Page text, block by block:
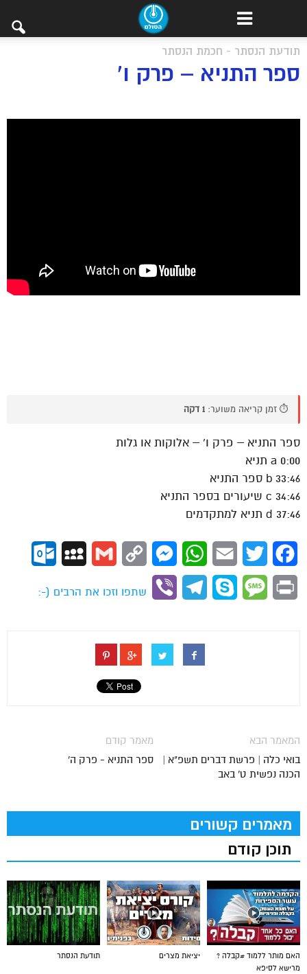
תודעת הנסתר - חכמת הנסתר
ספר התניא – פרק ו’
⏱️ זמן קריאה משוער: 1 דקה
ספר התניא – פרק ו’ – אלוקות או גלות
0:00 a תניא
33:46 b ספר התניא
34:46 c שיעורים בספר התניא
37:46 d תניא למתקדמים
Facebook
Twitter
Email
WhatsApp
Messenger
Copy
Gmail
MySpace
Print
Message
Skype
Telegram
Viber
שתפו וזכו את הרבים (-:
מאמר קודם
ספר התניא - פרק ה'
המאמר הבא
בואי כלה | פרשת דברים תשפ"א |
הכנה נפשית ט' באב
מאמרים קשורים
תוכן קודם
תודעת הנסתר יציאת מצרים
האם מותר ללמוד #קבלה ?
מרישא לסיפא